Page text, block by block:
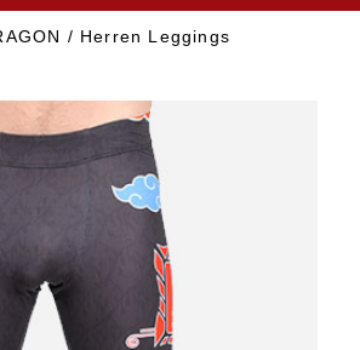
/ Herren Leggings